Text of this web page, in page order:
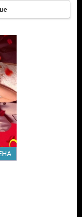
каждый кадр,
в возможную
герои